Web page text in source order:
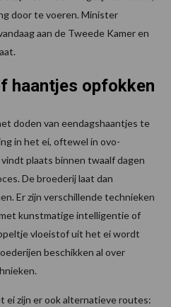
door te voeren. Minister
aan de Tweede Kamer en
haantjes opfokken
doden van eendagshaantjes te
in het ei, oftewel in ovo-
plaats binnen twaalf dagen
De broederij laat dan
Er zijn verschillende technieken
kunstmatige intelligentie of
vloeistof uit het ei wordt
beschikken al over
ei zijn er ook alternatieve routes: